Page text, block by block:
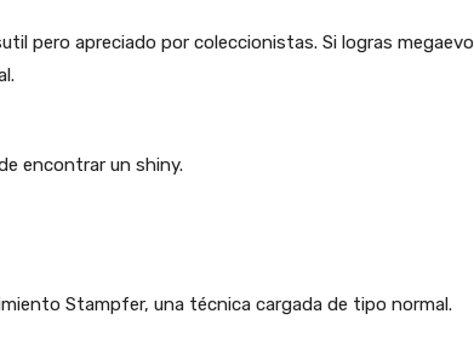
pero apreciado por coleccionistas. Si logras
encontrar un shiny.
Stampfer, una técnica cargada de tipo normal.